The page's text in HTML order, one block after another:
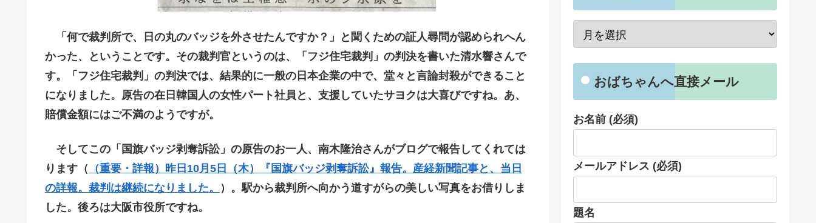
「何で裁判所で、日の丸のバッジを外させたんですか？」と聞くための証人尋問が認められへん
かった、ということです。その裁判官というのは、「フジ住宅裁判」の判決を書いた清水響さんで
す。「フジ住宅裁判」の判決では、結果的に一般の日本企業の中で、堂々と言論封殺ができること
になりました。原告の在日韓国人の女性パート社員と、支援していたサヨクは大喜びですね。あ、
賠償金額にはご不満のようですが。
そしてこの「国旗バッジ剥奪訴訟」の原告のお一人、南木隆治さんがブログで報告してくれては
ります（ （重要・詳報）昨日10月5日（木）『国旗バッジ剥奪訴訟』報告。産経新聞記事と、当日
の詳報。裁判は継続になりました。 ）。駅から裁判所へ向かう道すがらの美しい写真をお借りしま
した。後ろは大阪市役所ですね。
おばちゃんへ直接メール
お名前 (必須)
メールアドレス (必須)
題名